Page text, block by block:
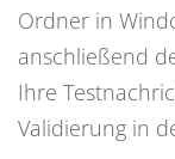
Ordner in
anschließend
Ihre
Validierung in